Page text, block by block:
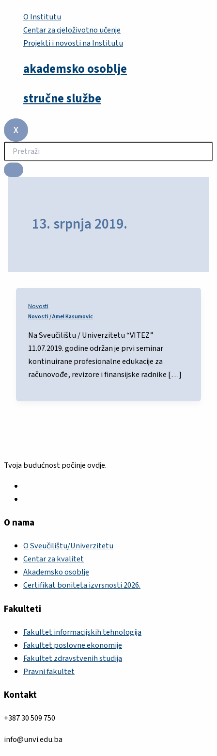
O Institutu
Centar za cjeloživotno učenje
Projekti i novosti na Institutu
akademsko osoblje
stručne službe
X
13. srpnja 2019.
Novosti
Novosti/Amel Kasumovic
Na Sveučilištu / Univerzitetu “VITEZ”
11.07.2019. godine održan je prvi seminar
kontinuirane profesionalne edukacije za
računovođe, revizore i finansijske radnike […]
Tvoja budućnost počinje ovdje.
O nama
O Sveučilištu/Univerzitetu
Centar za kvalitet
Akademsko osoblje
Certifikat boniteta izvrsnosti 2026.
Fakulteti
Fakultet informacijskih tehnologija
Fakultet poslovne ekonomije
Fakultet zdravstvenih studija
Pravni fakultet
Kontakt
+387 30 509 750
info@unvi.edu.ba